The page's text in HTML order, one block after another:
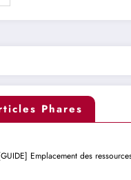
Phares
Emplacement des